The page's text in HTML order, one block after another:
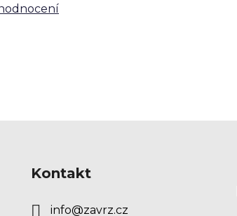
Kontakt
info@zavrz.cz